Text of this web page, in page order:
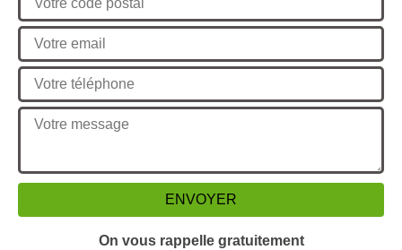
On vous rappelle gratuitement